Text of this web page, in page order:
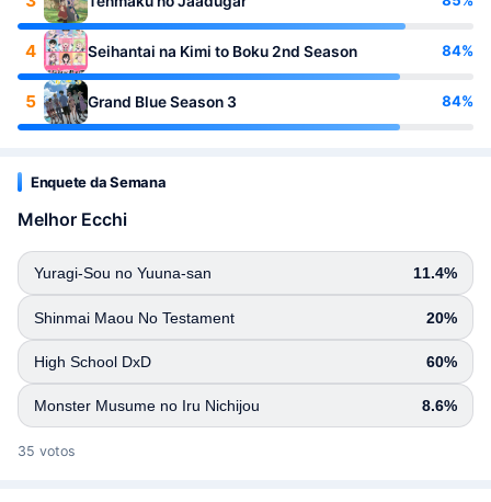
4 Seihantai na Kimi to Boku 2nd Season 84%
5 Grand Blue Season 3 84%
Enquete da Semana
Melhor Ecchi
Yuragi-Sou no Yuuna-san 11.4%
Shinmai Maou No Testament 20%
High School DxD 60%
Monster Musume no Iru Nichijou 8.6%
35 votos